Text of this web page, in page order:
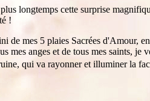
longtemps cette surprise
!
mes 5 plaies Sacrées d'Amour,
mes anges et de tous mes
qui va rayonner et illuminer la